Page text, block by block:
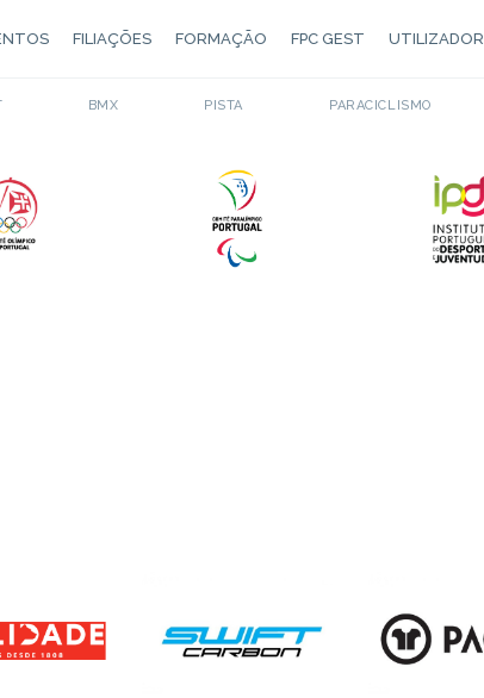
FILIAÇÕES FORMAÇÃO FPC GEST UTILIZADOR
BMX PISTA PARACICLISMO